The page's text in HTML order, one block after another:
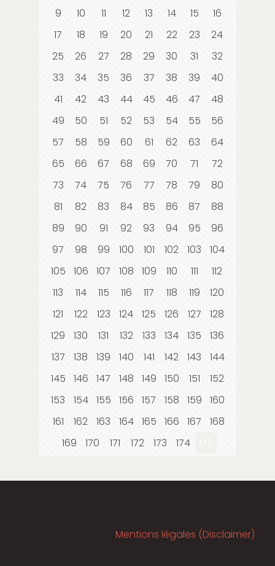
9
10 11 12 13 14 15
16
17
18 19 20 21 22 23
24
25
26 27 28 29 30 31
32
33
34 35 36 37 38 39
40
41
42 43 44 45 46 47
48
49
50 51 52 53 54 55
56
57
58 59 60 61 62 63
64
65
66 67 68 69 70 71
72
73
74 75 76 77 78 79
80
81
82 83 84 85 86 87
88
89
90 91 92 93 94 95
96
97
98 99 100 101 102 103
104
105
106 107 108 109 110 111
112
113
114 115 116 117 118 119
120
121
122 123 124 125 126 127
128
129
130 131 132 133 134 135
136
137
138 139 140 141 142 143
144
145
146 147 148 149 150 151
152
153
154 155 156 157 158 159
160
161
162 163 164 165 166 167
168
169
170 171 172 173 174
Mentions légales (Disclaimer)